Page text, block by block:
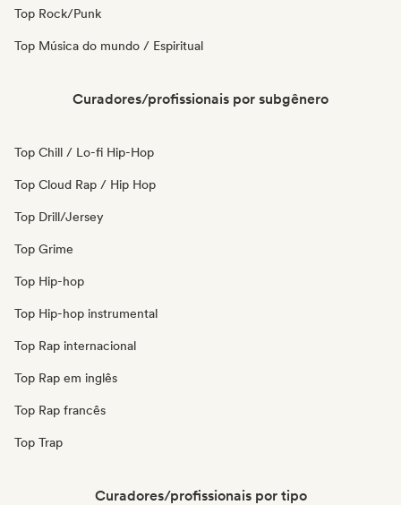
Top Rock/Punk
Top Música do mundo / Espiritual
Curadores/profissionais por subgênero
Top Chill / Lo-fi Hip-Hop
Top Cloud Rap / Hip Hop
Top Drill/Jersey
Top Grime
Top Hip-hop
Top Hip-hop instrumental
Top Rap internacional
Top Rap em inglês
Top Rap francês
Top Trap
Curadores/profissionais por tipo